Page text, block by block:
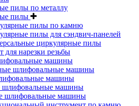
пилы по металлу
пилы
пилы по камню
пилы для сэндвич-панелей
циркулярные пилы
для нарезки резьбы
машины
шлифовальные машины
машины
шлифовальные машины
шлифовальные машины